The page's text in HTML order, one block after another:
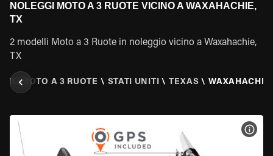
NOLEGGI MOTO A 3 RUOTE VICINO A WAXAHACHIE,
TX
2 modelli Moto a 3 Ruote in noleggio vicino a Waxahachie,
TX
MOTO A 3 RUOTE \ STATI UNITI \ TEXAS \